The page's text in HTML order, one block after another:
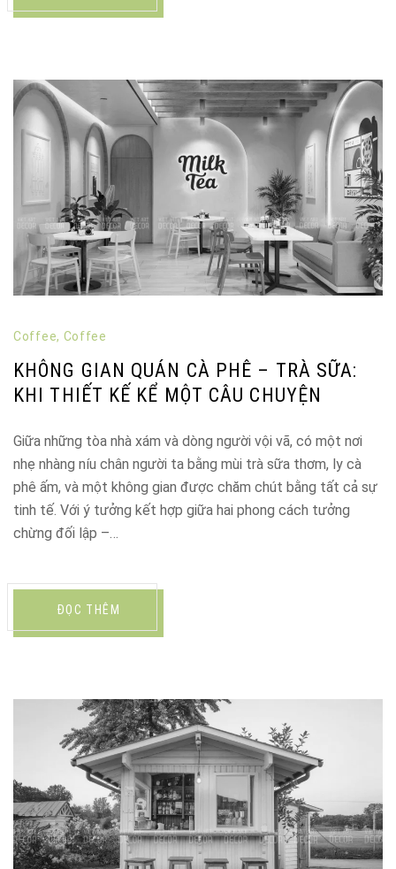
Coffee, Coffee
KHÔNG GIAN QUÁN CÀ PHÊ – TRÀ SỮA:
KHI THIẾT KẾ KỂ MỘT CÂU CHUYỆN
Giữa những tòa nhà xám và dòng người vội vã, có một nơi
nhẹ nhàng níu chân người ta bằng mùi trà sữa thơm, ly cà
phê ấm, và một không gian được chăm chút bằng tất cả sự
tinh tế. Với ý tưởng kết hợp giữa hai phong cách tưởng
chừng đối lập –…
ĐỌC THÊM